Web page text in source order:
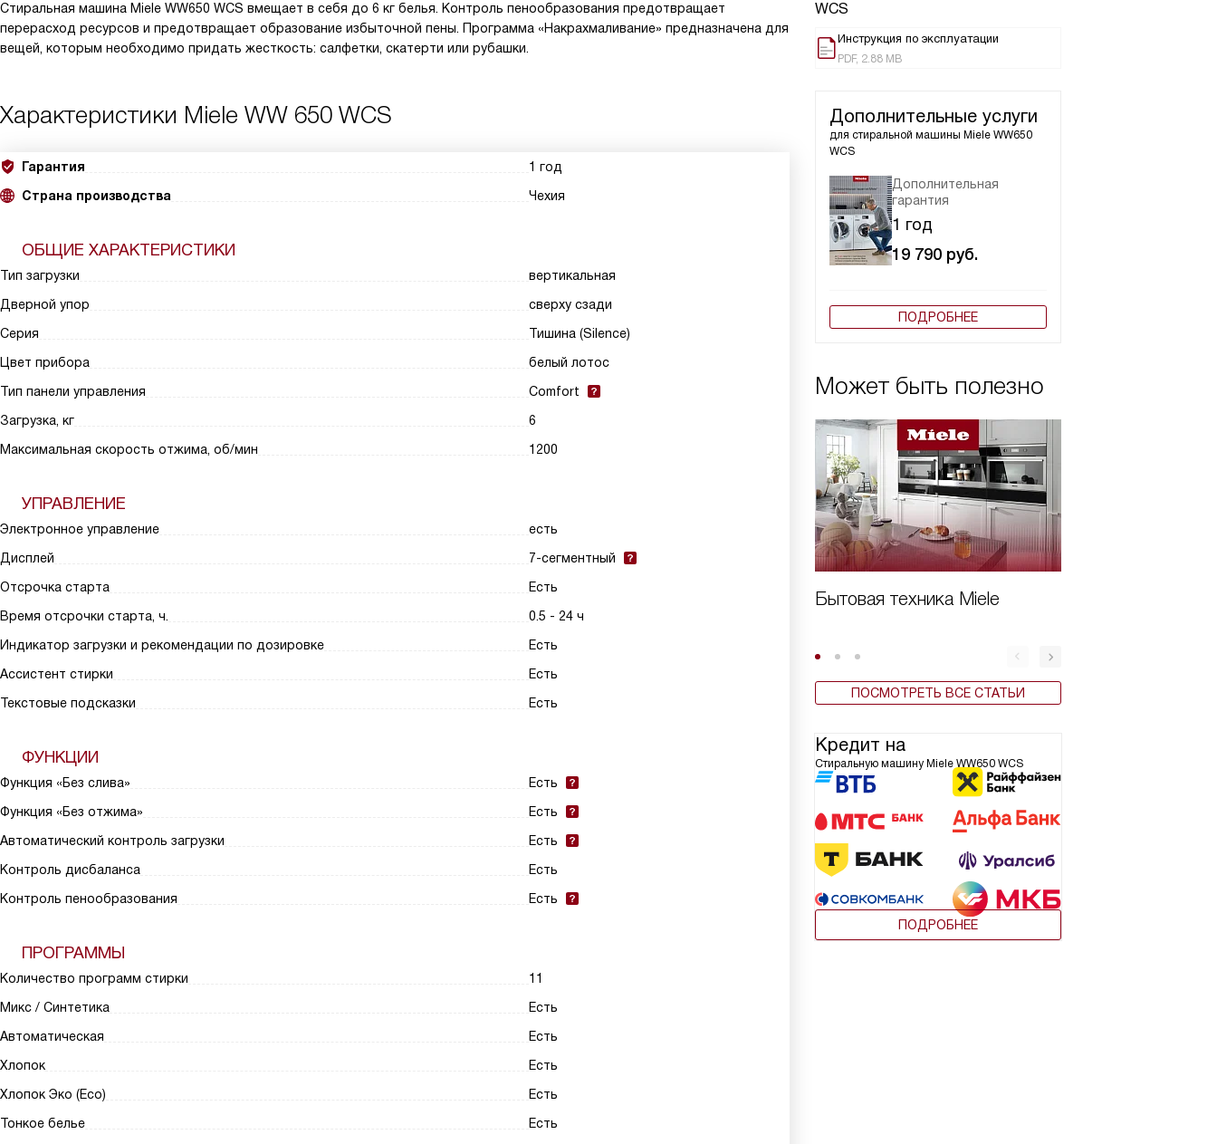
WCS
Инструкция по эксплуатации
PDF, 2.88 MB
Дополнительные услуги
для стиральной машины Miele WW650
WCS
Дополнительная
гарантия
1 год
19 790 руб.
ПОДРОБНЕЕ
Может быть полезно
Бытовая техника Miele
ПОСМОТРЕТЬ ВСЕ СТАТЬИ
Кредит на
Стиральную машину Miele WW650 WCS
ПОДРОБНЕЕ
Стиральная машина Miele WW650 WCS вмещает в себя до 6 кг белья. Контроль пенообразования предотвращает
перерасход ресурсов и предотвращает образование избыточной пены. Программа «Накрахмаливание» предназначена для
вещей, которым необходимо придать жесткость: салфетки, скатерти или рубашки.
Характеристики Miele WW 650 WCS
Гарантия
1 год
Страна производства
Чехия
ОБЩИЕ ХАРАКТЕРИСТИКИ
Тип загрузки
вертикальная
Дверной упор
сверху сзади
Серия
Тишина (Silence)
Цвет прибора
белый лотос
Тип панели управления
Comfort
Загрузка, кг
6
Максимальная скорость отжима, об/мин
1200
УПРАВЛЕНИЕ
Электронное управление
есть
Дисплей
7-сегментный
Отсрочка старта
Есть
Время отсрочки старта, ч.
0.5 - 24 ч
Индикатор загрузки и рекомендации по дозировке
Есть
Ассистент стирки
Есть
Текстовые подсказки
Есть
ФУНКЦИИ
Функция «Без слива»
Есть
Функция «Без отжима»
Есть
Автоматический контроль загрузки
Есть
Контроль дисбаланса
Есть
Контроль пенообразования
Есть
ПРОГРАММЫ
Количество программ стирки
11
Микс / Синтетика
Есть
Автоматическая
Есть
Хлопок
Есть
Хлопок Эко (Eco)
Есть
Тонкое белье
Есть